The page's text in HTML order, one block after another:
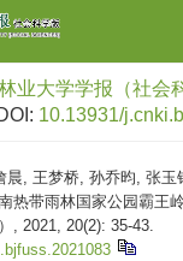
业大学学报（社会
10.13931/
晨, 王梦桥, 孙乔昀, 张
带雨林国家公园霸王
, 2021, 20(2): 35-43.